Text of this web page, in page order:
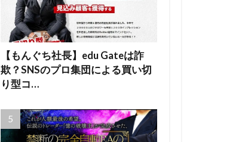
【もんぐち社長】edu Gateは詐
欺？SNSのプロ集団による買い切
り型コ…